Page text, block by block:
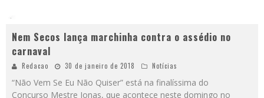
Nem Secos lança marchinha contra o assédio no
carnaval
Redacao 30 de janeiro de 2018 Notícias
“Não Vem Se Eu Não Quiser” está na finalíssima do
Concurso Mestre Jonas, que acontece neste domingo no